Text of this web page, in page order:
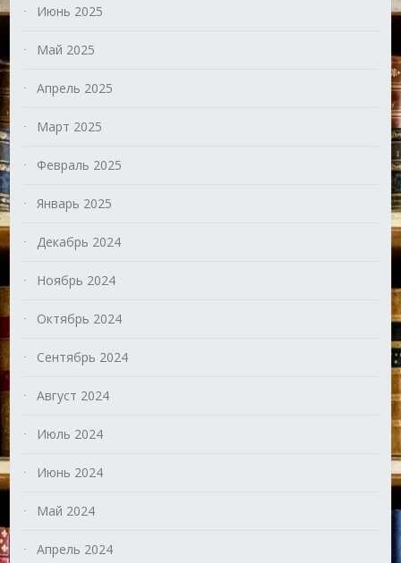
Июнь 2025
Май 2025
Апрель 2025
Март 2025
Февраль 2025
Январь 2025
Декабрь 2024
Ноябрь 2024
Октябрь 2024
Сентябрь 2024
Август 2024
Июль 2024
Июнь 2024
Май 2024
Апрель 2024